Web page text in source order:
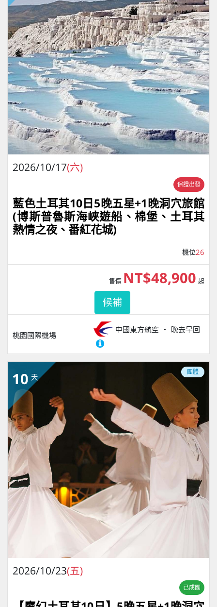
2026/10/17(六)
保證出發
藍色土耳其10日5晚五星+1晚洞穴旅館
(博斯普魯斯海峽遊船、棉堡、土耳其
熱情之夜、番紅花城)
機位26
桃園國際機場
中國東方航空 晚去早回
售價 NT$48,900 起
候補
10 天
團體
2026/10/23(五)
已成團